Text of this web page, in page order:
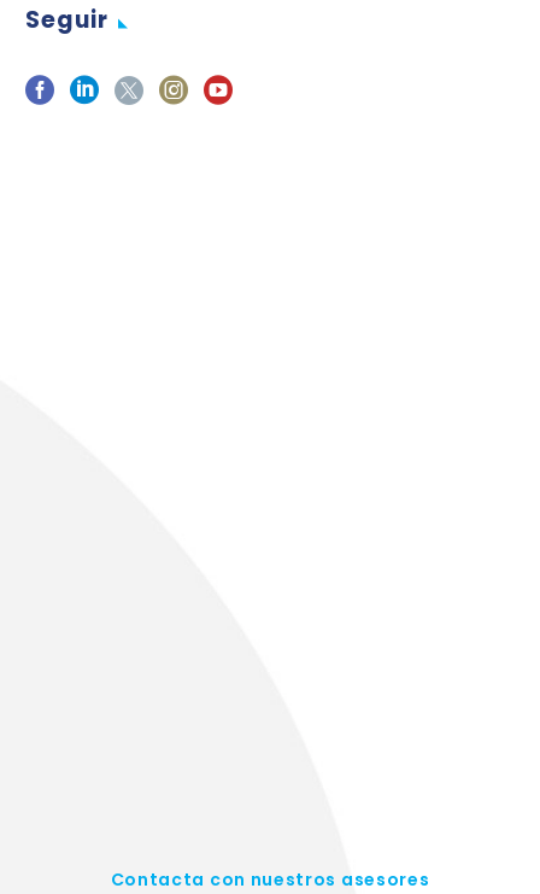
Seguir
Contacta con nuestros asesores